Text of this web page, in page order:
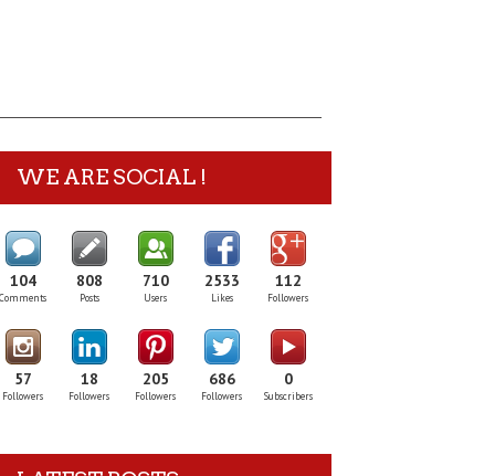
WE ARE SOCIAL !
104
Comments
808
Posts
710
Users
2533
Likes
112
Followers
57
Followers
18
Followers
205
Followers
686
Followers
0
Subscribers